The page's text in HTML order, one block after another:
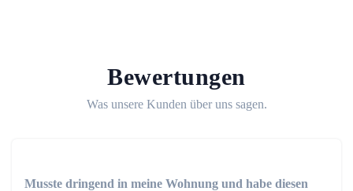
Bewertungen
Was unsere Kunden über uns sagen.
Musste dringend in meine Wohnung und habe diesen